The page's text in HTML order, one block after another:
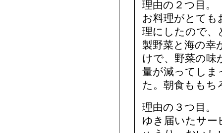
理由の２つ目。
お料理がとても
理にしたので、
製野菜と海の幸
けで、野菜の味
量が減ってしま
た。朝食ももち
理由の３つ目。
ゆき届いたサー